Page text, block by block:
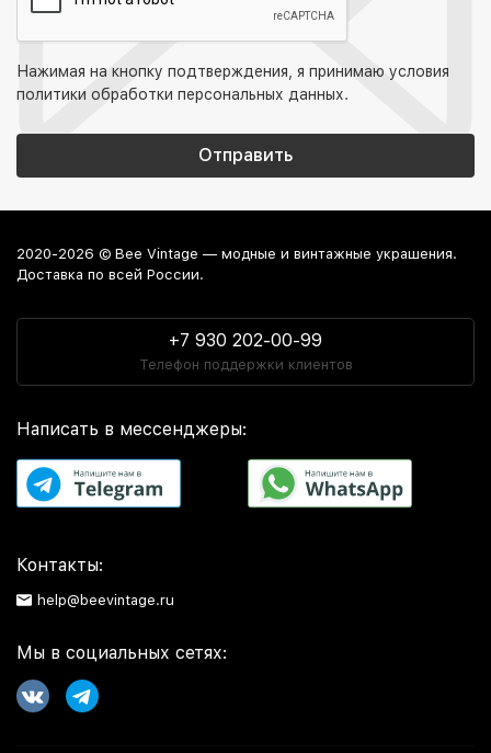
Нажимая на кнопку подтверждения, я принимаю условия
политики обработки персональных данных.
2020-2026 © Bee Vintage — модные и винтажные украшения.
Доставка по всей России.
+7 930 202-00-99
Телефон поддержки клиентов
Написать в мессенджеры:
Контакты:
help@beevintage.ru
Мы в социальных сетях: